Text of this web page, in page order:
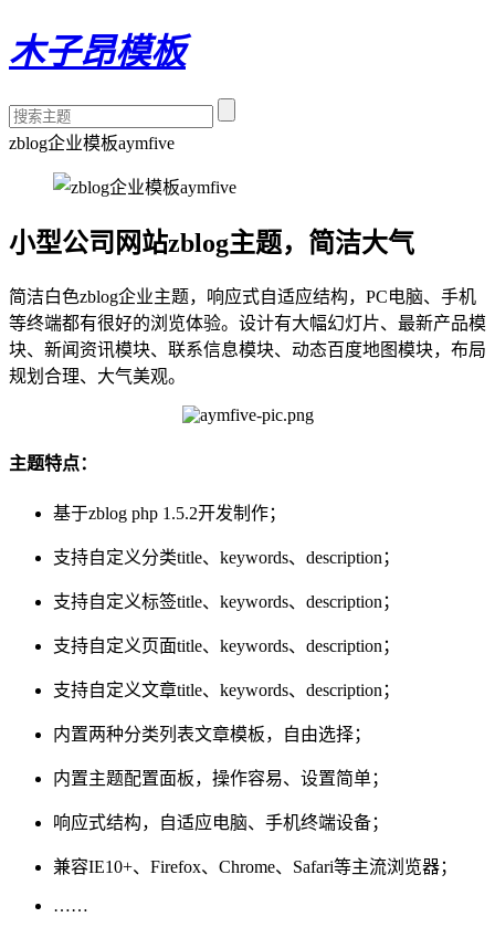
木子昂模板
zblog企业模板aymfive
小型公司网站zblog主题，简洁大气
简洁白色zblog企业主题，响应式自适应结构，PC电脑、手机
等终端都有很好的浏览体验。设计有大幅幻灯片、最新产品模
块、新闻资讯模块、联系信息模块、动态百度地图模块，布局
规划合理、大气美观。
主题特点：
基于zblog php 1.5.2开发制作；
支持自定义分类title、keywords、description；
支持自定义标签title、keywords、description；
支持自定义页面title、keywords、description；
支持自定义文章title、keywords、description；
内置两种分类列表文章模板，自由选择；
内置主题配置面板，操作容易、设置简单；
响应式结构，自适应电脑、手机终端设备；
兼容IE10+、Firefox、Chrome、Safari等主流浏览器；
……